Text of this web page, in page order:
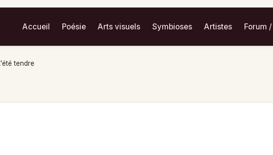
Accueil Poésie Arts visuels Symbioses Artistes Forum
tendre